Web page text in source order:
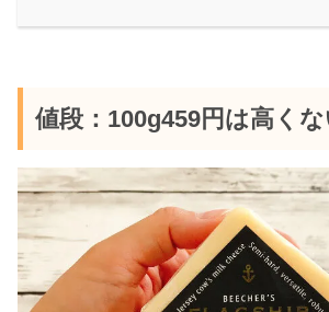
値段：100g459円は高く